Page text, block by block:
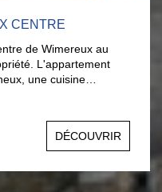
CENTRE
de Wimereux au
L'appartement
une cuisine
renseignements, vous
au 06.20.11.66.52.
DÉCOUVRIR